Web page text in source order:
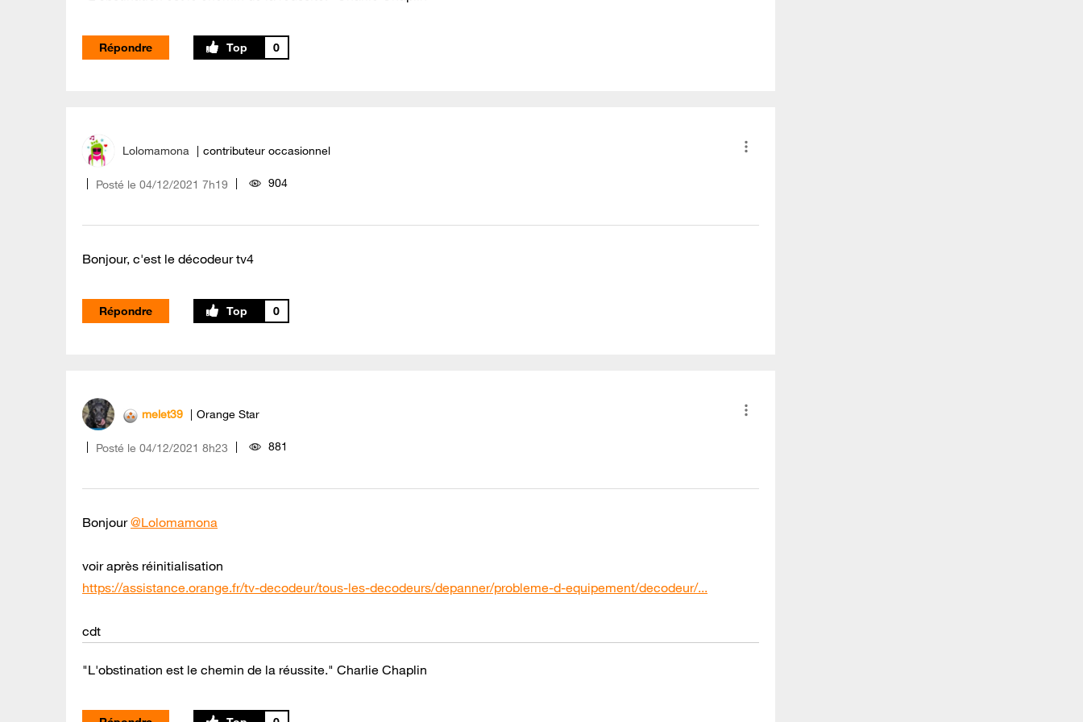
Répondre 0
Lolomamona contributeur occasionnel
Posté le ‎04/12/2021 7h19 904
Bonjour, c'est le décodeur tv4
Répondre 0
melet39 Orange Star
Posté le ‎04/12/2021 8h23 881
Bonjour@Lolomamona
voir après réinitialisation
https://assistance.orange.fr/tv-decodeur/tous-les-decodeurs/depanner/probleme-d-equipement/decodeur/...
cdt
"L'obstination est le chemin de la réussite." Charlie Chaplin